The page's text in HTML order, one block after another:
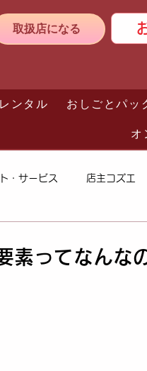
取扱店になる
レンタル おしごとパッ
オ
・サービス 店主コズエ
素ってなんな